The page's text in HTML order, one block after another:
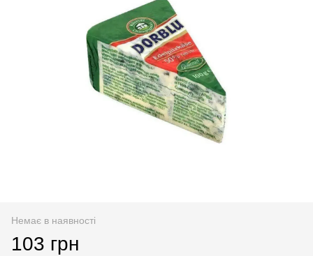
Немає в наявності
103 грн